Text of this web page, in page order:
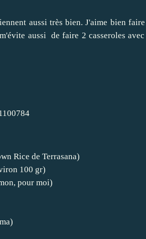
aussi très bien. J'aime bien
aussi de faire 2 casseroles avec
Rice de Terrasana)
100 gr)
pour moi)